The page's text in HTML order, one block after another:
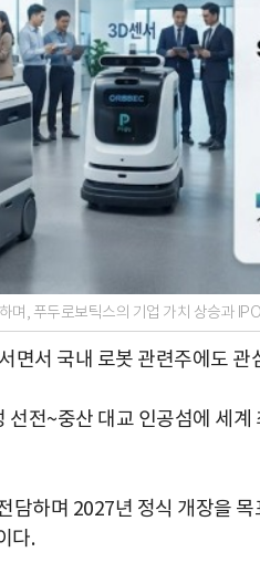
, 푸두로보틱스의 기업 가치 상승과
면서 국내 로봇 관련주에도 관
전~중산 대교 인공섬에 세계
하며 2027년 정식 개장을 목
다.